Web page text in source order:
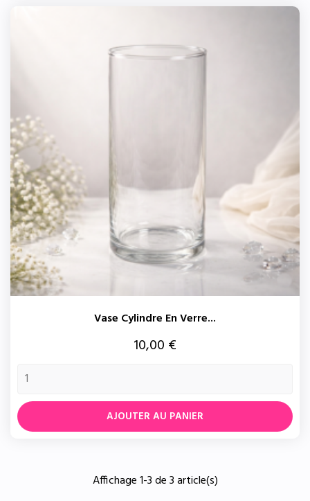
Vase Cylindre En Verre...
Prix
10,00 €
AJOUTER AU PANIER
Affichage 1-3 de 3 article(s)